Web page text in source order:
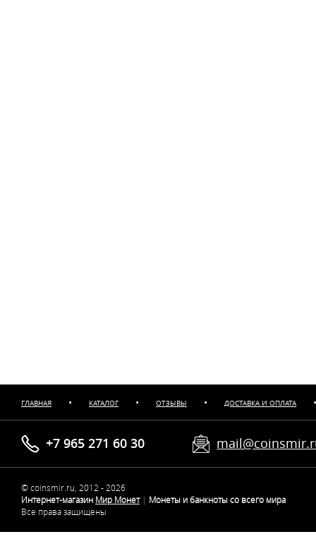
ГЛАВНАЯ • КАТАЛОГ • ОТЗЫВЫ • ДОСТАВКА И ОПЛАТА •
+7 965 271 60 30
© coinsmir.ru, 2012 - 2026
Интернет-магазин Мир Монет | Монеты и банкноты со всего мира
Все права защищены